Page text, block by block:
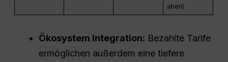
aben)
Ökosystem Integration: Bezahlte Tarife
ermöglichen außerdem eine tiefere